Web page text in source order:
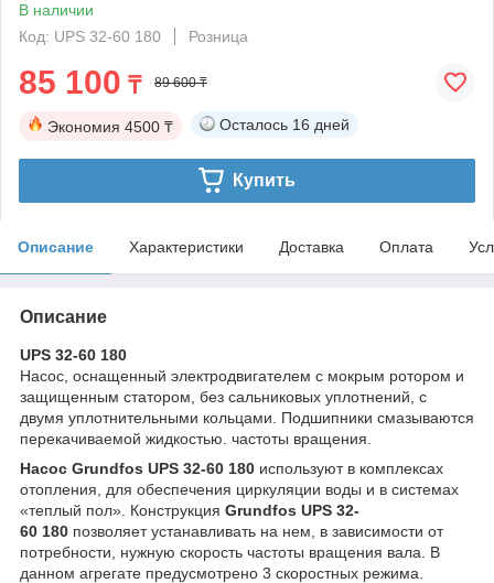
В наличии
Код: UPS 32-60 180
Розница
85 100 ₸ 89 600 ₸
Экономия 4500 ₸ Осталось 16 дней
Купить
Описание Характеристики Доставка Оплата
Описание
UPS 32-60 180
Насос, оснащенный электродвигателем с мокрым ротором и
защищенным статором, без сальниковых уплотнений, с
двумя уплотнительными кольцами. Подшипники смазываются
перекачиваемой жидкостью. частоты вращения.
Насос Grundfos UPS 32-60 180 используют в комплексах
отопления, для обеспечения циркуляции воды и в системах
«теплый пол». Конструкция Grundfos UPS 32-
60 180 позволяет устанавливать на нем, в зависимости от
потребности, нужную скорость частоты вращения вала. В
данном агрегате предусмотрено 3 скоростных режима.